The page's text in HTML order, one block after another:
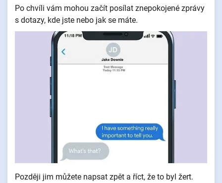
Po chvíli vám mohou začít posílat znepokojené zprávy
s dotazy, kde jste nebo jak se máte.
Později jim můžete napsat zpět a říct, že to byl žert.